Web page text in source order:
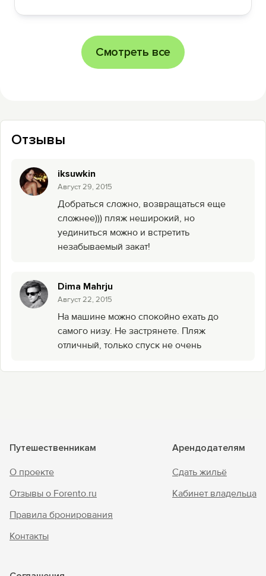
Смотреть все
Отзывы
iksuwkin
Август 29, 2015
Добраться сложно, возвращаться еще
сложнее))) пляж неширокий, но
уединиться можно и встретить
незабываемый закат!
Dima Mahrju
Август 22, 2015
На машине можно спокойно ехать до
самого низу. Не застрянете. Пляж
отличный, только спуск не очень
Путешественникам
О проекте
Отзывы о Forento.ru
Правила бронирования
Контакты
Арендодателям
Сдать жильё
Кабинет владельца